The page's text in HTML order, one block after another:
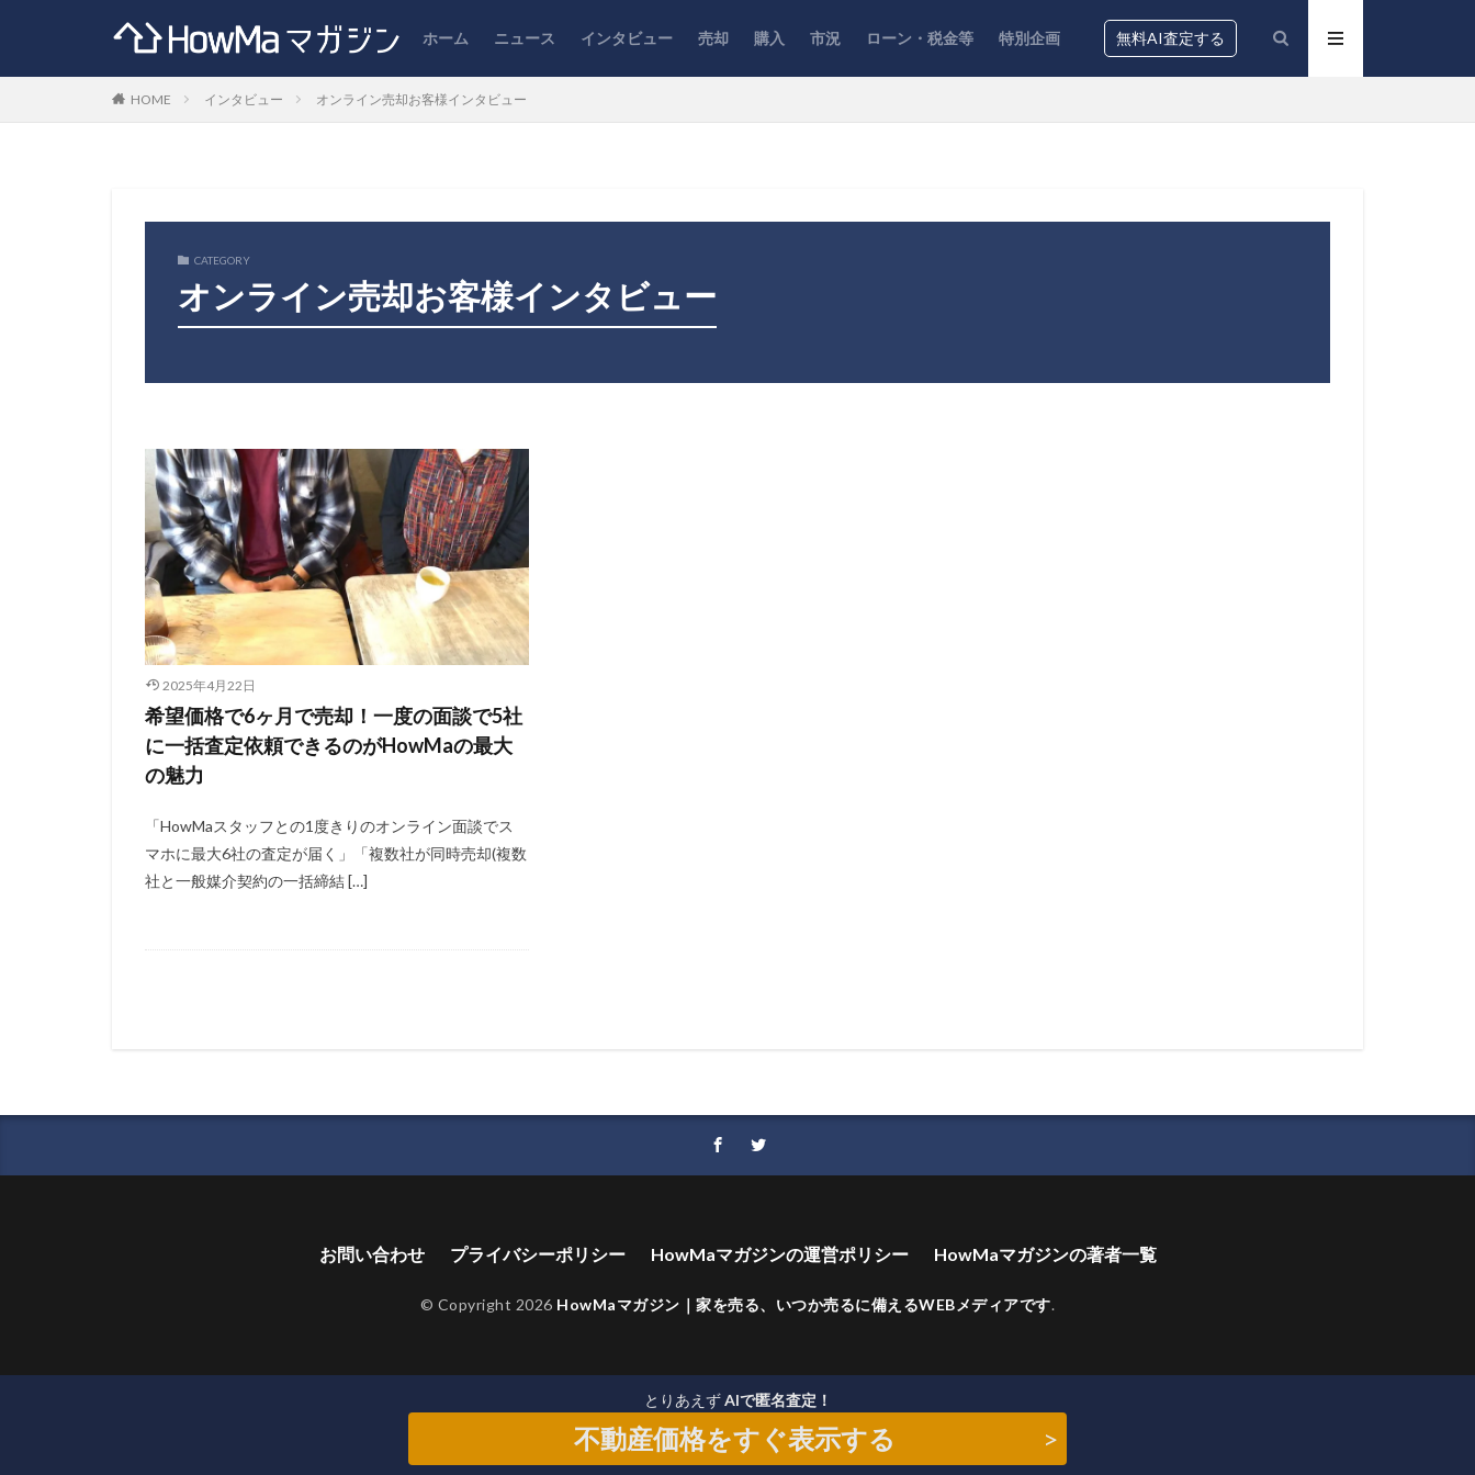
ホーム ニュース インタビュー 売却 購入 市況 ローン・税金等 特別企画 無料AI査定する
HOME インタビュー オンライン売却お客様インタビュー
CATEGORY
オンライン売却お客様インタビュー
2025年4月22日
希望価格で6ヶ月で売却！一度の面談で5社
に一括査定依頼できるのがHowMaの最大
の魅力
「HowMaスタッフとの1度きりのオンライン面談でス
マホに最大6社の査定が届く」「複数社が同時売却(複数
社と一般媒介契約の一括締結 […]
お問い合わせ プライバシーポリシー HowMaマガジンの運営ポリシー HowMaマガジンの著者一覧
© Copyright 2026 HowMaマガジン｜家を売る、いつか売るに備えるWEBメディアです.
とりあえずAIで匿名査定！
不動産価格をすぐ表示する >